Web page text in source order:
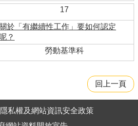
17
關於「有繼續性工作」要如何認定
呢？
勞動基準科
回上一頁
隱私權及網站資訊安全政策